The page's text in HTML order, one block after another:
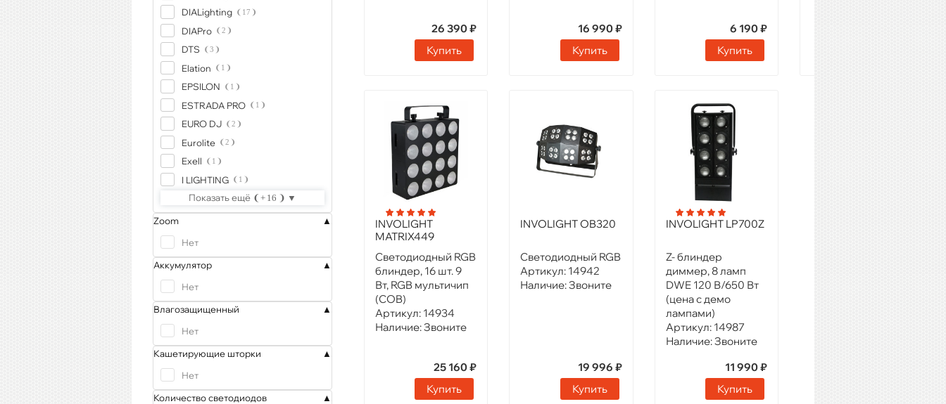
DIALighting 17
DIAPro 2
DTS 3
Elation 1
EPSILON 1
ESTRADA PRO 1
EURO DJ 2
Eurolite 2
Exell 1
I LIGHTING 1
Показать ещё 16
Zoom
Нет
Аккумулятор
Нет
Влагозащищенный
Нет
Кашетирующие шторки
Нет
Количество светодиодов
26 390 ₽
Купить
16 990 ₽
Купить
6 190 ₽
Купить
INVOLIGHT
MATRIX449
Светодиодный RGB
блиндер, 16 шт. 9
Вт, RGB мультичип
(COB)
Артикул: 14934
Наличие:Звоните
25 160 ₽
Купить
INVOLIGHT OB320
Светодиодный RGB
Артикул: 14942
Наличие:Звоните
19 996 ₽
Купить
INVOLIGHT LP700Z
Z- блиндер
диммер, 8 ламп
DWE 120 В/650 Вт
(цена c демо
лампами)
Артикул: 14987
Наличие:Звоните
11 990 ₽
Купить